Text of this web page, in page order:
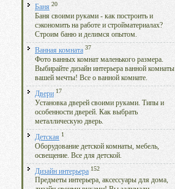
Баня 20
Баня своими руками - как построить и
сэкономить на работе и стройматериалах?
Строим баню и делимся опытом.
Ванная комната 37
Фото ванных комнат маленького размера.
Выбирайте дизайн интерьера ванной комнаты
вашей мечты! Все о ванной комнате.
Двери 17
Установка дверей своими руками. Типы и
особенности дверей. Как выбрать
металлическую дверь.
Детская 1
Оборудование детской комнаты, мебель,
освещение. Все для детской.
Дизайн интерьера 152
Предметы интерьера, аксессуары для дома,